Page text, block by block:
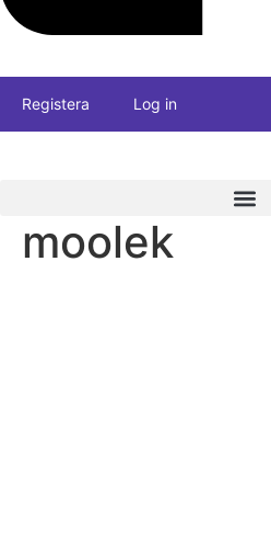
Registera Log in
moolek